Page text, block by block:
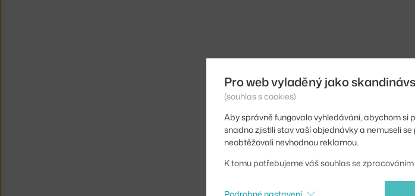
Pro web vyladěný jako
(souhlas s cookies)
Aby správně fungovalo vyhledávání, abychom si
snadno zjistili stav vaší objednávky a nemuseli
neobtěžovali nevhodnou reklamou.
K tomu potřebujeme váš souhlas se